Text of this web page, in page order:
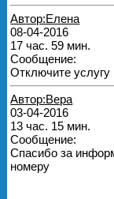
Автор:Елена
08-04-2016
17 час. 59 мин.
Сообщение:
Отключите
Автор:Вера
03-04-2016
13 час. 15 мин.
Сообщение:
Спасибо за
номеру